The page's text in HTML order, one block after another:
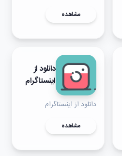
مشاهده
دانلود از
اینستاگرام
دانلود از اینستاگرام
مشاهده